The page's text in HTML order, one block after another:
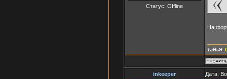
Статус: Offline
На
ТаНьЯ
inkeeper Дата: